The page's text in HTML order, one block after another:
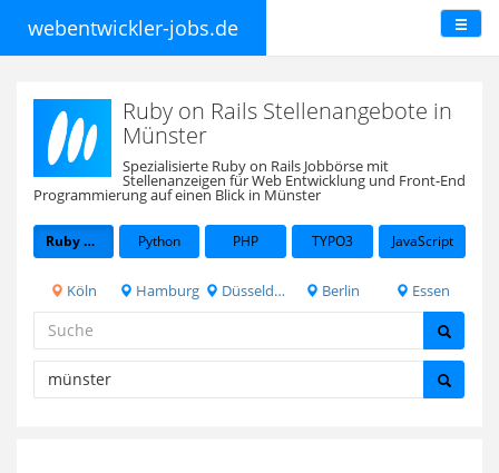
webentwickler-jobs.de
Ruby on Rails Stellenangebote in
Münster
Spezialisierte Ruby on Rails Jobbörse mit
Stellenanzeigen für Web Entwicklung und Front-End
Programmierung auf einen Blick in Münster
Ruby on Rails Python PHP TYPO3 JavaScript
Köln Hamburg Düsseldorf Berlin Essen